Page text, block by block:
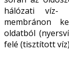
hálózati víz-
membránon
oldatból
felé (tisztított